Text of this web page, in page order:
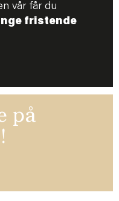
vår får du
fristende
på